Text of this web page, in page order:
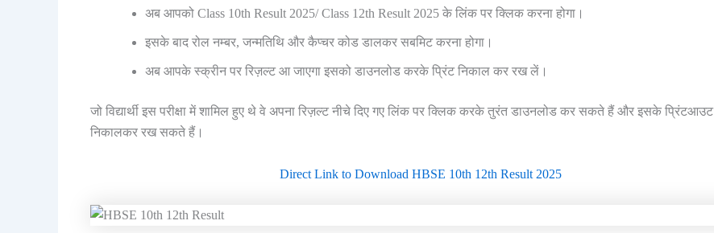
अब आपको Class 10th Result 2025/ Class 12th Result 2025 के लिंक पर क्लिक करना होगा।
इसके बाद रोल नम्बर, जन्मतिथि और कैप्चर कोड डालकर सबमिट करना होगा।
अब आपके स्क्रीन पर रिज़ल्ट आ जाएगा इसको डाउनलोड करके प्रिंट निकाल कर रख लें।
जो विद्यार्थी इस परीक्षा में शामिल हुए थे वे अपना रिज़ल्ट नीचे दिए गए लिंक पर क्लिक करके तुरंत डाउनलोड कर सकते हैं और इसके प्रिंटआउट
निकालकर रख सकते हैं।
Direct Link to Download HBSE 10th 12th Result 2025